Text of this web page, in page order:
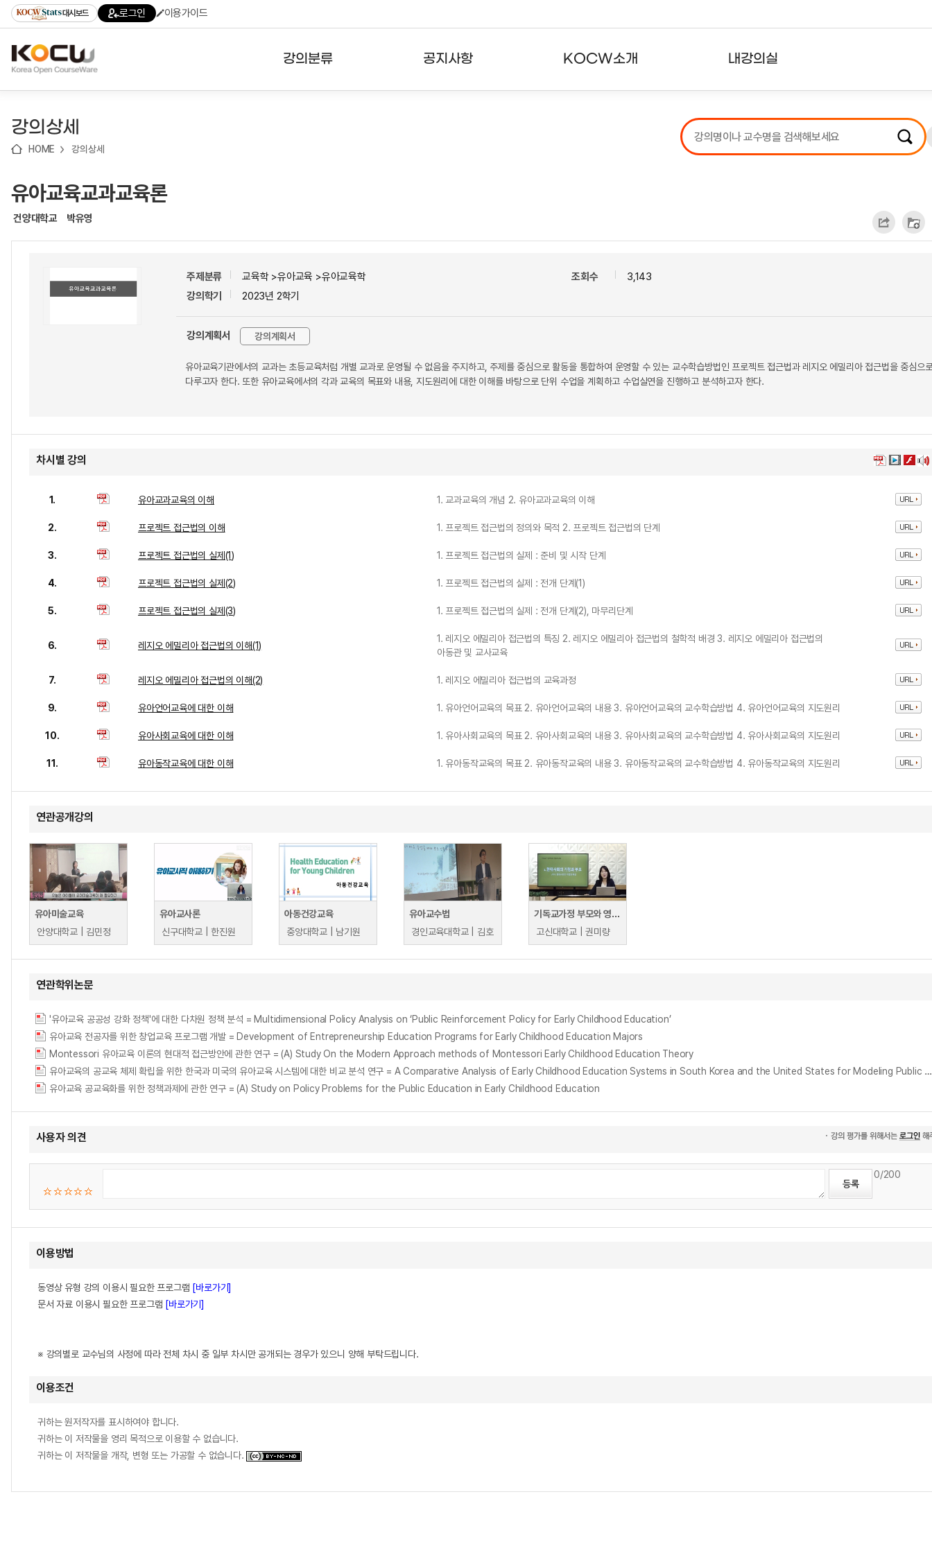
기
기
기
content)
가
대시보드 로그인 이용가이드
강의분류 공지사항 KOCW소개 내강의실
강의리스트
수강확인증강의
강의상세
HOME 강의상세
유아교육교과교육론
건양대학교 박유영
주제분류
교육학 >유아교육 >유아교육학
강의학기
2023년 2학기
조회수 3,143
강의계획서 강의계획서
유아교육기관에서의 교과는 초등교육처럼 개별 교과로 운영될 수 없음을 주지하고, 주제를 중심으로 활동을 통합하여 운영할 수 있는 교수학습방법인 프로젝트 접근법과 레지오 에밀리아 접근법을 중심으
다루고자 한다. 또한 유아교육에서의 각과 교육의 목표와 내용, 지도원리에 대한 이해를 바탕으로 단위 수업을 계획하고 수업실연을 진행하고 분석하고자 한다.
차시별 강의
1. 유아교과교육의 이해 1. 교과교육의 개념 2. 유아교과교육의 이해
2. 프로젝트 접근법의 이해 1. 프로젝트 접근법의 정의와 목적 2. 프로젝트 접근법의 단계
3. 프로젝트 접근법의 실제(1) 1. 프로젝트 접근법의 실제 : 준비 및 시작 단계
4. 프로젝트 접근법의 실제(2) 1. 프로젝트 접근법의 실제 : 전개 단계(1)
5. 프로젝트 접근법의 실제(3) 1. 프로젝트 접근법의 실제 : 전개 단계(2), 마무리단계
6. 레지오 에밀리아 접근법의 이해(1)
1. 레지오 에밀리아 접근법의 특징 2. 레지오 에밀리아 접근법의 철학적 배경 3. 레지오 에밀리아 접근법의
아동관 및 교사교육
7. 레지오 에밀리아 접근법의 이해(2) 1. 레지오 에밀리아 접근법의 교육과정
9. 유아언어교육에 대한 이해 1. 유아언어교육의 목표 2. 유아언어교육의 내용 3. 유아언어교육의 교수학습방법 4. 유아언어교육의 지도원리
10. 유아사회교육에 대한 이해 1. 유아사회교육의 목표 2. 유아사회교육의 내용 3. 유아사회교육의 교수학습방법 4. 유아사회교육의 지도원리
11. 유아동작교육에 대한 이해 1. 유아동작교육의 목표 2. 유아동작교육의 내용 3. 유아동작교육의 교수학습방법 4. 유아동작교육의 지도원리
연관공개강의
유아미술교육
안양대학교 | 김민정
유아교사론
신구대학교 | 한진원
아동건강교육
중앙대학교 | 남기원
유아교수법
경인교육대학교 | 김호
기독교가정 부모와 영유아교육
고신대학교 | 권미량
연관학위논문
'유아교육 공공성 강화 정책'에 대한 다차원 정책 분석 = Multidimensional Policy Analysis on ‘Public Reinforcement Policy for Early Childhood Education’
유아교육 전공자를 위한 창업교육 프로그램 개발 = Development of Entrepreneurship Education Programs for Early Childhood Education Majors
Montessori 유아교육 이론의 현대적 접근방안에 관한 연구 = (A) Study On the Modern Approach methods of Montessori Early Childhood Education Theory
유아교육의 공교육 체제 확립을 위한 한국과 미국의 유아교육 시스템에 대한 비교 분석 연구 = A Comparative Analysis of Early Childhood Education Systems in South Korea and the United States for Modeling Public Education System
유아교육 공교육화를 위한 정책과제에 관한 연구 = (A) Study on Policy Problems for the Public Education in Early Childhood Education
사용자 의견
0/200
이용방법
동영상 유형 강의 이용시 필요한 프로그램 [바로가기]
문서 자료 이용시 필요한 프로그램 [바로가기]
※ 강의별로 교수님의 사정에 따라 전체 차시 중 일부 차시만 공개되는 경우가 있으니 양해 부탁드립니다.
이용조건
귀하는 원저작자를 표시하여야 합니다.
귀하는 이 저작물을 영리 목적으로 이용할 수 없습니다.
귀하는 이 저작물을 개작, 변형 또는 가공할 수 없습니다.